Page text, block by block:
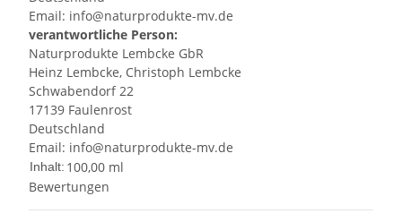
Email: info@naturprodukte-mv.de
verantwortliche Person:
Naturprodukte Lembcke GbR
Heinz Lembcke, Christoph Lembcke
Schwabendorf 22
17139 Faulenrost
Deutschland
Email: info@naturprodukte-mv.de
Inhalt: 100,00 ml
Bewertungen